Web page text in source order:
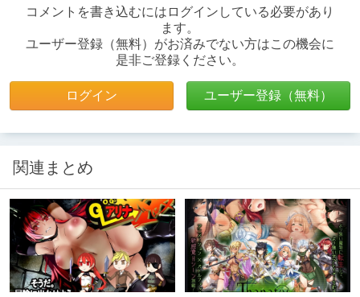
コメントを書き込むにはログインしている必要があり
ます。
ユーザー登録（無料）がお済みでない方はこの機会に
是非ご登録ください。
ログイン ユーザー登録（無料）
関連まとめ